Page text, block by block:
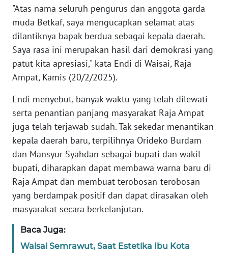
"Atas nama seluruh pengurus dan anggota garda
muda Betkaf, saya mengucapkan selamat atas
dilantiknya bapak berdua sebagai kepala daerah.
Saya rasa ini merupakan hasil dari demokrasi yang
patut kita apresiasi," kata Endi di Waisai, Raja
Ampat, Kamis (20/2/2025).
Endi menyebut, banyak waktu yang telah dilewati
serta penantian panjang masyarakat Raja Ampat
juga telah terjawab sudah. Tak sekedar menantikan
kepala daerah baru, terpilihnya Orideko Burdam
dan Mansyur Syahdan sebagai bupati dan wakil
bupati, diharapkan dapat membawa warna baru di
Raja Ampat dan membuat terobosan-terobosan
yang berdampak positif dan dapat dirasakan oleh
masyarakat secara berkelanjutan.
Baca Juga:
Waisai Semrawut, Saat Estetika Ibu Kota
JAMBI
WN
NTB
SULTENG
WN
SULBAR
WN
BABEL
SUMBAR